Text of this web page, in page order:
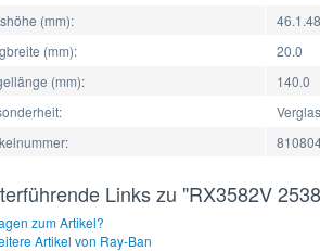
(mm):
(mm):
20.0
(mm):
140.0
Links zu "RX3582V
zum Artikel?
Artikel von Ray-Ban